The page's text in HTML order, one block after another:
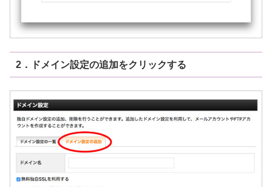
2．ドメイン設定の追加をクリックする